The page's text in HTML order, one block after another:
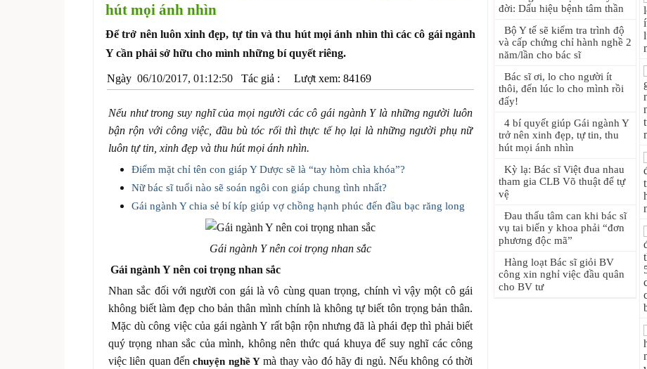
hút mọi ánh nhìn
Để trở nên luôn xinh đẹp, tự tin và thu hút mọi ánh nhìn thì các cô gái ngành
Y cần phải sở hữu cho mình những bí quyết riêng.
Ngày 06/10/2017, 01:12:50 Tác giả : Lượt xem: 84169
Nếu như trong suy nghĩ của mọi người các cô gái ngành Y là những người luôn
bận rộn với công việc, đầu bù tóc rối thì thực tế họ lại là những người phụ nữ
luôn tự tin, xinh đẹp và thu hút mọi ánh nhìn.
Điểm mặt chỉ tên con giáp Y Dược sẽ là “tay hòm chìa khóa”?
Nữ bác sĩ tuổi nào sẽ soán ngôi con giáp chung tình nhất?
Gái ngành Y chia sẻ bí kíp giúp vợ chồng hạnh phúc đến đầu bạc răng long
Gái ngành Y nên coi trọng nhan sắc
Gái ngành Y nên coi trọng nhan sắc
Nhan sắc đối với người con gái là vô cùng quan trọng, chính vì vậy một cô gái
không biết làm đẹp cho bản thân mình chính là không tự biết tôn trọng bản thân.
Mặc dù công việc của gái ngành Y rất bận rộn nhưng đã là phái đẹp thì phải biết
quý trọng nhan sắc của mình, không nên thức quá khuya để suy nghĩ các công
việc liên quan đếnchuyện nghề Y mà thay vào đó hãy đi ngủ. Nếu không có thời
đời: Dấu hiệu bệnh tâm thần
Bộ Y tế sẽ kiểm tra trình độ
và cấp chứng chỉ hành nghề 2
năm/lần cho bác sĩ
Bác sĩ ơi, lo cho người ít
thôi, đến lúc lo cho mình rồi
đấy!
4 bí quyết giúp Gái ngành Y
trở nên xinh đẹp, tự tin, thu
hút mọi ánh nhìn
Kỳ lạ: Bác sĩ Việt đua nhau
tham gia CLB Võ thuật để tự
vệ
Đau thấu tâm can khi bác sĩ
vụ tai biến y khoa phải “đơn
phương độc mã”
Hàng loạt Bác sĩ giỏi BV
công xin nghỉ việc đầu quân
cho BV tư